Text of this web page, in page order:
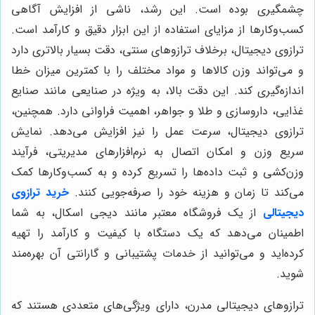
چشمگیری بوده است. این رشد، ناشی از افزایش آگاهی
کسب‌وکارها از مزایای استفاده از این ابزار دقیق و کارآمد است.
ترازوی دیجیتال، برخلاف ترازوهای سنتی، دقت بسیار بالاتری دارد
و می‌تواند وزن کالاها و مواد مختلف را با کمترین میزان خطا
اندازه‌گیری کند. این دقت بالا، به ویژه در صنایعی مانند صنایع
غذایی، داروسازی و طلا و جواهر، اهمیت فراوانی دارد. همچنین،
ترازوی دیجیتال، سرعت عمل را نیز افزایش می‌دهد. نمایش
سریع وزن و امکان اتصال به نرم‌افزارهای مدیریتی، فرآیند
وزن‌کشی و ثبت داده‌ها را تسریع کرده و به کسب‌وکارها کمک
می‌کند تا زمان و هزینه خود را صرفه‌جویی کنند.خرید ترازوی
دیجیتالی از یک فروشگاه معتبر مانند دیجی اسکال، به شما
اطمینان می‌دهد که یک دستگاه با کیفیت و کارآمد را تهیه
کرده‌اید و می‌توانید از خدمات پشتیبانی و گارانتی آن بهره‌مند
شوید.
ترازوهای دیجیتالی مدرن، دارای ویژگی‌های متعددی هستند که